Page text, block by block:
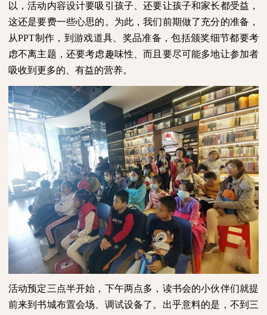
以，活动内容设计要吸引孩子、还要让孩子和家长都受益，
这还是要费一些心思的。为此，我们前期做了充分的准备，
从PPT制作，到游戏道具、奖品准备，包括颁奖细节都要考
虑不离主题，还要考虑趣味性、而且要尽可能多地让参加者
吸收到更多的、有益的营养。
活动预定三点半开始，下午两点多，读书会的小伙伴们就提
前来到书城布置会场、调试设备了。出乎意料的是，不到三